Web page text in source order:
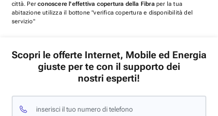
città. Perconoscere l'effettiva copertura della Fibraper la tua
abitazione utilizza il bottone "verifica copertura e disponibilità del
servizio"
Scopri le offerte Internet, Mobile ed Energia
giuste per te con il supporto dei
nostri esperti!
inserisci il tuo numero di telefono